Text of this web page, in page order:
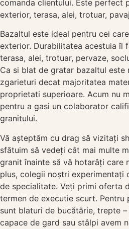
comanda clientului. Este perfect
exterior, terasa, alei, trotuar,
Bazaltul este ideal pentru cei
exterior. Durabilitatea acestuia îl
terasa, alei, trotuar, pervaze,
Ca si blat de gratar bazaltul este
zgarieturi decat majoritatea
proprietati superioare. Acum nu
pentru a gasi un colaborator
granitului.
Vă așteptăm cu drag să vizitați
sfătuim să vedeți cât mai multe
granit înainte să vă hotarâți care
plus, colegii noștri experimentați
de specialitate. Veți primi oferta
termen de executie scurt. Pentru
sunt blaturi de bucătărie, trepte
capace de gard sau stâlpi avem